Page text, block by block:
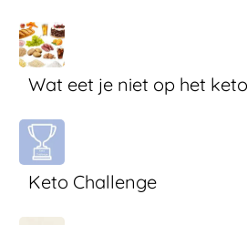
Wat eet je niet op het
Keto Challenge